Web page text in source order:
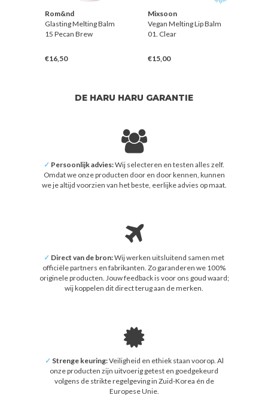
Rom&nd
Glasting Melting Balm
15 Pecan Brew
€16,50
Mixsoon
Vegan Melting Lip Balm
01. Clear
€15,00
DE HARU HARU GARANTIE
✓ Persoonlijk advies:Wij selecteren en testen alles zelf.
Omdat we onze producten door en door kennen, kunnen
we je altijd voorzien van het beste, eerlijke advies op maat.
✓ Direct van de bron:Wij werken uitsluitend samen met
officiële partners en fabrikanten. Zo garanderen we 100%
originele producten. Jouw feedback is voor ons goud waard;
wij koppelen dit direct terug aan de merken.
✓ Strenge keuring:Veiligheid en ethiek staan voorop. Al
onze producten zijn uitvoerig getest en goedgekeurd
volgens de strikte regelgeving in Zuid-Korea én de
Europese Unie.